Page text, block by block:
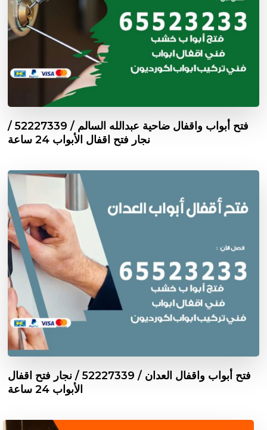
فتح أبواب واقفال ضاحية عبدالله السالم / 52227339 /
نجار فتح اقفال الأبواب 24 ساعة
فتح أبواب واقفال العدان / 52227339 / نجار فتح اقفال
الأبواب 24 ساعة